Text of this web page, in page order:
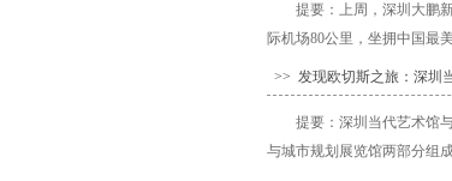
提要：上周，深圳大鹏
际机场80公里，坐拥中国最
>> 发现欧切斯之旅：深圳
提要：深圳当代艺术馆
与城市规划展览馆两部分组